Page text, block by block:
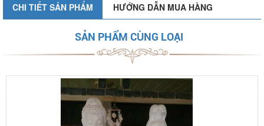
CHI TIẾT SẢN PHẨM HƯỚNG DẪN MUA HÀNG
SẢN PHẨM CÙNG LOẠI